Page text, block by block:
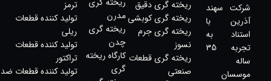
شرکت سهند
آذرین با
استناد به
تجربه 35
ساله
موسسان
ریخته گری دقیق
ریخته گری کوبشی
ریخته گری جرم
نسوز
ریخته گری قطعات
صنعتی
مدرن
ریخته گری
چدن
کارگاه ریخته
گری
ترمز​
تولید کننده قطعات
ریلی
تولید کننده قطعات
تراکتور
تولید کننده قطعات ضد